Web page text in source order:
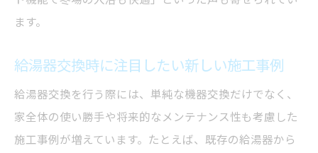
ます。
給湯器交換時に注目したい新しい施工事例
給湯器交換を行う際には、単純な機器交換だけでなく、
家全体の使い勝手や将来的なメンテナンス性も考慮した
施工事例が増えています。たとえば、既存の給湯器から